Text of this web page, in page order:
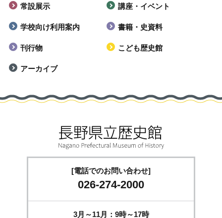
常設展示 講座・イベント
学校向け利用案内 書籍・史資料
刊行物 こども歴史館
アーカイブ
[電話でのお問い合わせ]
026-274-2000
3月～11月：9時～17時